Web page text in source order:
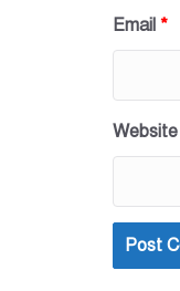
Email *
Website